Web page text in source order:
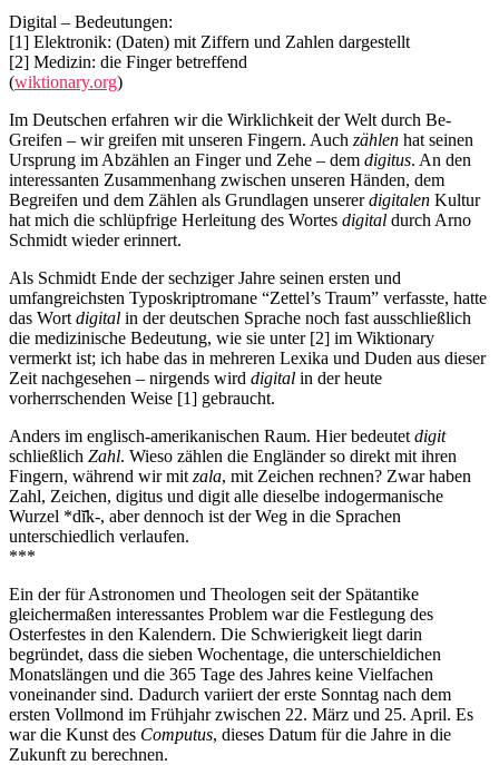
Digital – Bedeutungen:
[1] Elektronik: (Daten) mit Ziffern und Zahlen dargestellt
[2] Medizin: die Finger betreffend
(wiktionary.org)
Im Deutschen erfahren wir die Wirklichkeit der Welt durch Be-
Greifen – wir greifen mit unseren Fingern. Auch zählen hat seinen
Ursprung im Abzählen an Finger und Zehe – dem digitus. An den
interessanten Zusammenhang zwischen unseren Händen, dem
Begreifen und dem Zählen als Grundlagen unsererdigitalen Kultur
hat mich die schlüpfrige Herleitung des Wortes digital durch Arno
Schmidt wieder erinnert.
Als Schmidt Ende der sechziger Jahre seinen ersten und
umfangreichsten Typoskriptromane “Zettel’s Traum” verfasste, hatte
das Wort digital in der deutschen Sprache noch fast ausschließlich
die medizinische Bedeutung, wie sie unter [2] im Wiktionary
vermerkt ist; ich habe das in mehreren Lexika und Duden aus dieser
Zeit nachgesehen – nirgends wird digital in der heute
vorherrschenden Weise [1] gebraucht.
Anders im englisch-amerikanischen Raum. Hier bedeutet digit
schließlich Zahl. Wieso zählen die Engländer so direkt mit ihren
Fingern, während wir mit zala, mit Zeichen rechnen? Zwar haben
Zahl, Zeichen, digitus und digit alle dieselbe indogermanische
Wurzel *dĭ̄k-, aber dennoch ist der Weg in die Sprachen
unterschiedlich verlaufen.
***
Ein der für Astronomen und Theologen seit der Spätantike
gleichermaßen interessantes Problem war die Festlegung des
Osterfestes in den Kalendern. Die Schwierigkeit liegt darin
begründet, dass die sieben Wochentage, die unterschieldichen
Monatslängen und die 365 Tage des Jahres keine Vielfachen
voneinander sind. Dadurch variiert der erste Sonntag nach dem
ersten Vollmond im Frühjahr zwischen 22. März und 25. April. Es
war die Kunst des Computus, dieses Datum für die Jahre in die
Zukunft zu berechnen.